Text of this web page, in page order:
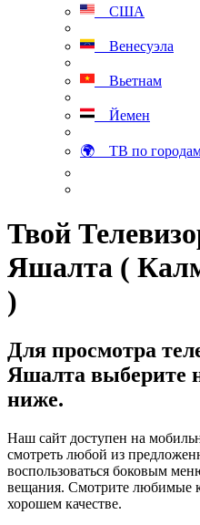
США
Венесуэла
Вьетнам
Йемен
🌍 ТВ по
Твой
Яшалта (
)
Для просмотра
Яшалта выберите
ниже.
Наш сайт доступен на
смотреть любой из
воспользоваться боковым
вещания. Смотрите любимые
хорошем качестве.